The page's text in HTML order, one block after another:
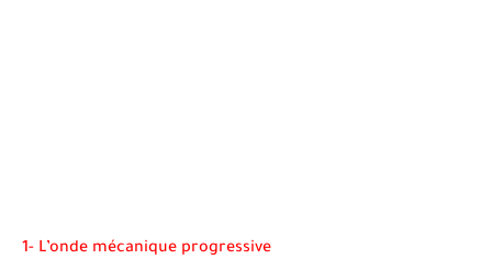
1- L’onde mécanique progressive